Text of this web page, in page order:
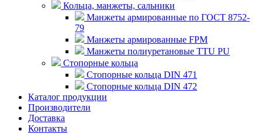
Кольца, манжеты, сальники
Манжеты армированные по ГОСТ 8752-
79
Манжеты армированные FPM
Манжеты полиуретановые TTU PU
Стопорные кольца
Стопорные кольца DIN 471
Стопорные кольца DIN 472
Каталог продукции
Производители
Доставка
Контакты